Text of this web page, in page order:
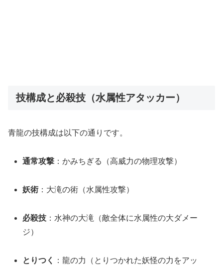
技構成と必殺技（水属性アタッカー）
青龍の技構成は以下の通りです。
通常攻撃 ：かみちぎる（高威力の物理攻撃）
妖術 ：大滝の術（水属性攻撃）
必殺技 ：水神の大滝（敵全体に水属性の大ダメー
ジ）
とりつく
：龍の力（とりつかれた妖怪の力をアッ